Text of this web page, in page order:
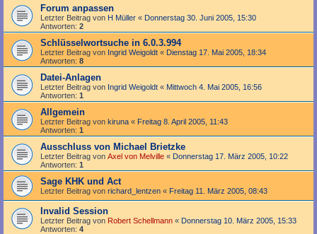
Forum anpassen
Letzter Beitrag von H Müller « Donnerstag 30. Juni 2005, 15:30
Antworten: 2
Schlüsselwortsuche in 6.0.3.994
Letzter Beitrag von Ingrid Weigoldt « Dienstag 17. Mai 2005, 18:34
Antworten: 8
Datei-Anlagen
Letzter Beitrag von Ingrid Weigoldt « Mittwoch 4. Mai 2005, 16:56
Antworten: 1
Allgemein
Letzter Beitrag von kiruna « Freitag 8. April 2005, 11:43
Antworten: 1
Ausschluss von Michael Brietzke
Letzter Beitrag von Axel von Melville « Donnerstag 17. März 2005, 10:22
Antworten: 1
Sage KHK und Act
Letzter Beitrag von richard_lentzen « Freitag 11. März 2005, 08:43
Invalid Session
Letzter Beitrag von Robert Schellmann « Donnerstag 10. März 2005, 15:33
Antworten: 4